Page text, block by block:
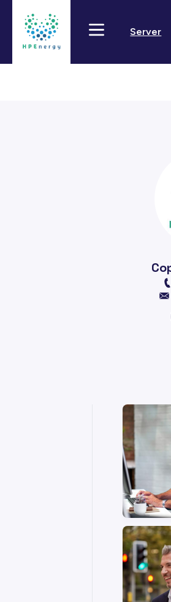
Server